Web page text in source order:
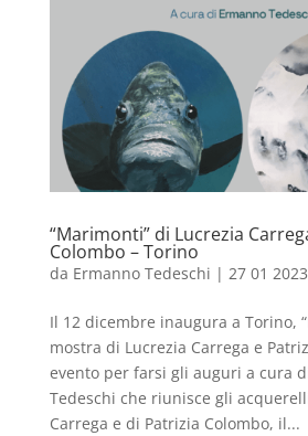
“Marimonti” di Lucrezia
Colombo – Torino
da Ermanno Tedeschi | 27 01 2023
Il 12 dicembre inaugura a Torino,
mostra di Lucrezia Carrega e
evento per farsi gli auguri a cura
Tedeschi che riunisce gli
Carrega e di Patrizia Colombo, il...